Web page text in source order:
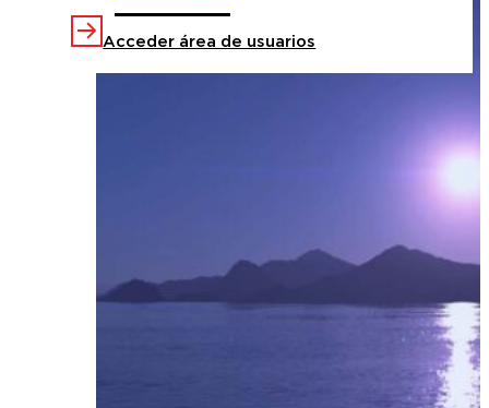
Acceder área de usuarios